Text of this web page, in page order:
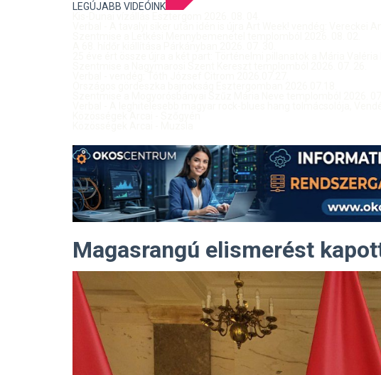
LEGÚJABB VIDEÓINK
Magasrangú elismerést